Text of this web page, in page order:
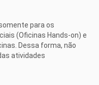
para os
(Oficinas Hands-on) e
Dessa forma, não
atividades